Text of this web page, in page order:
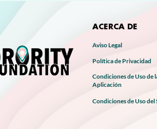
272 g/m²
en cm: 50 x 35 x 12,5
L
13,6 kg
de 2,5 cm de ancho y 63,5 cm de largo.
principal abierto, fondo plano
para evitar la sobreproducción, el
innecesario.
ACERCA DE
Aviso Legal
Política de Privacidad
Condiciones de Uso de
Aplicación
Condiciones de Uso